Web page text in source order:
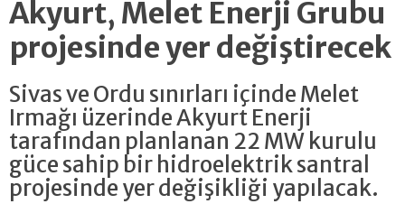
Akyurt, Melet Enerji Grubu
projesinde yer değiştirecek
Sivas ve Ordu sınırları içinde Melet
Irmağı üzerinde Akyurt Enerji
tarafından planlanan 22 MW kurulu
güce sahip bir hidroelektrik santral
projesinde yer değişikliği yapılacak.